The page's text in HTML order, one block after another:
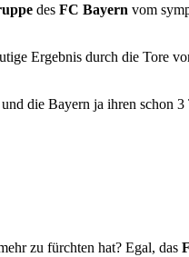
des FC Bayern vom
Ergebnis durch die Tore
die Bayern ja ihren schon
zu fürchten hat? Egal, das